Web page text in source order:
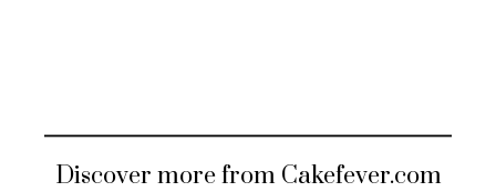
Discover more from Cakefever.com